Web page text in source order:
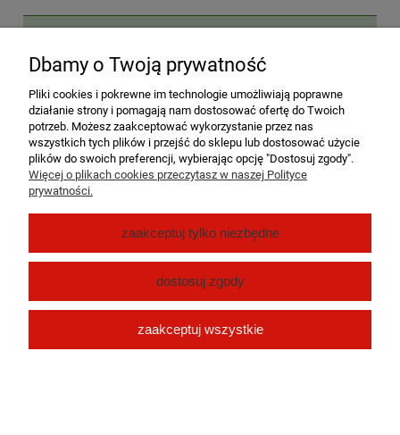
Moje konto
Płatności i dostawa
O nas
pokaż pełną wersję strony
Sklep internetowy Shoper.pl
Dbamy o Twoją prywatność
Pliki cookies i pokrewne im technologie umożliwiają poprawne
działanie strony i pomagają nam dostosować ofertę do Twoich
potrzeb. Możesz zaakceptować wykorzystanie przez nas
wszystkich tych plików i przejść do sklepu lub dostosować użycie
plików do swoich preferencji, wybierając opcję "Dostosuj zgody".
Więcej o plikach cookies przeczytasz w naszej Polityce
prywatności.
zaakceptuj tylko niezbędne
dostosuj zgody
zaakceptuj wszystkie